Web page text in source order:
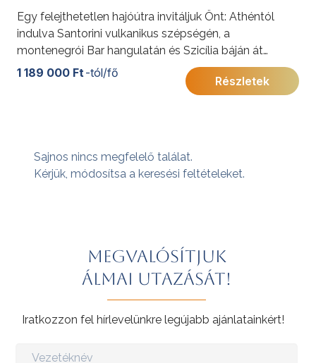
Egy felejthetetlen hajóútra invitáljuk Önt: Athéntól
indulva Santorini vulkanikus szépségén, a
montenegrói Bar hangulatán és Szicília báján át
egészen Barcelona vibráló világáig.
1 189 000 Ft -tól/fő
Részletek
Sajnos nincs megfelelő találat.
Kérjük, módosítsa a keresési feltételeket.
Megvalósítjuk
álmai utazását!
Iratkozzon fel hírlevelünkre legújabb ajánlatainkért!